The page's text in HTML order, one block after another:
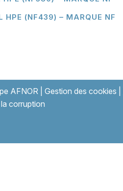
HPE (NF439) – MARQUE NF
AFNOR| Gestion des cookies
corruption